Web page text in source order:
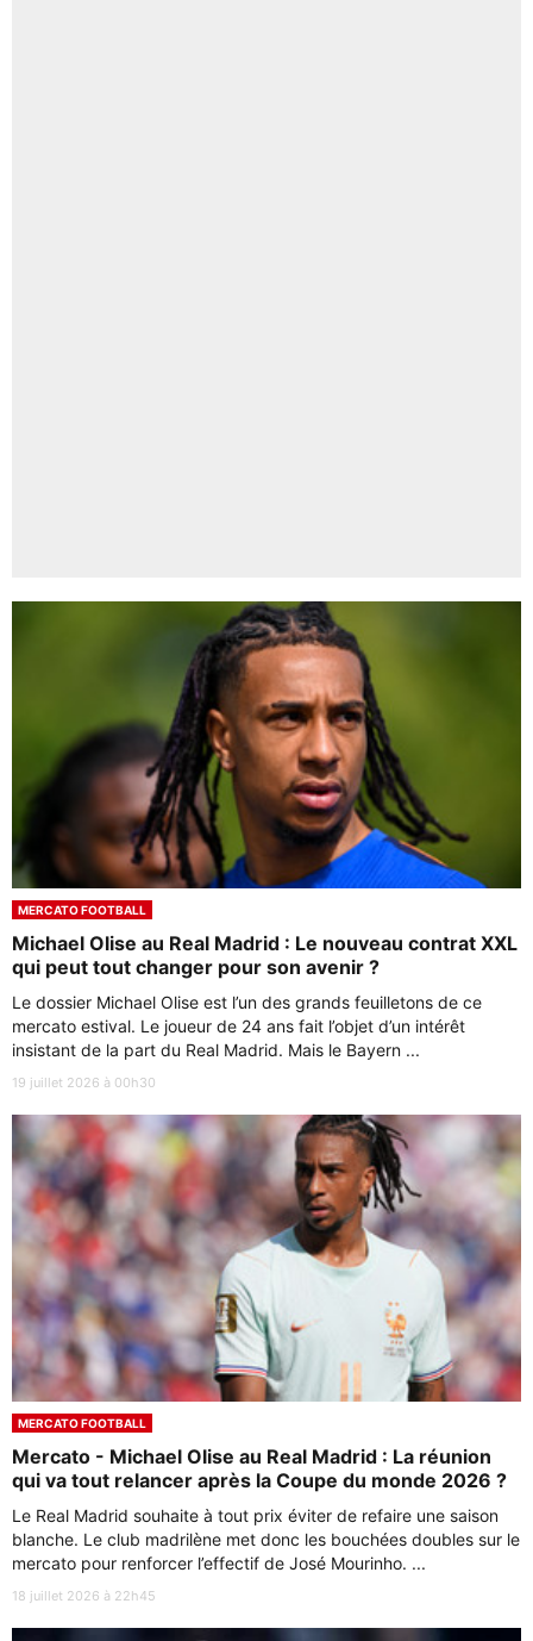
MERCATO FOOTBALL
Michael Olise au Real Madrid : Le nouveau contrat XXL
qui peut tout changer pour son avenir ?
Le dossier Michael Olise est l’un des grands feuilletons de ce
mercato estival. Le joueur de 24 ans fait l’objet d’un intérêt
insistant de la part du Real Madrid. Mais le Bayern ...
19 juillet 2026 à 00h30
MERCATO FOOTBALL
Mercato - Michael Olise au Real Madrid : La réunion
qui va tout relancer après la Coupe du monde 2026 ?
Le Real Madrid souhaite à tout prix éviter de refaire une saison
blanche. Le club madrilène met donc les bouchées doubles sur le
mercato pour renforcer l’effectif de José Mourinho. ...
18 juillet 2026 à 22h45